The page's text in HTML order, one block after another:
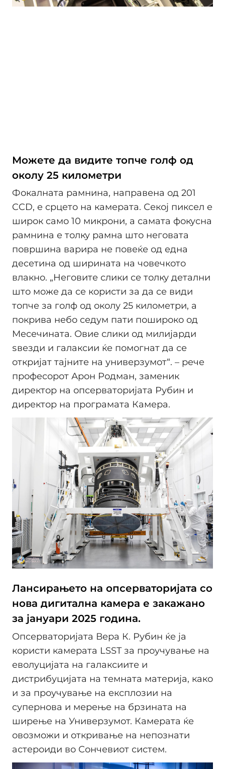
Можете да видите топче голф од
околу 25 километри
Фокалната рамнина, направена од 201
CCD, е срцето на камерата. Секој пиксел е
широк само 10 микрони, а самата фокусна
рамнина е толку рамна што неговата
површина варира не повеќе од една
десетина од ширината на човечкото
влакно. „Неговите слики се толку детални
што може да се користи за да се види
топче за голф од околу 25 километри, а
покрива небо седум пати пошироко од
Месечината. Овие слики од милијарди
ѕвезди и галаксии ќе помогнат да се
откријат тајните на универзумот“. – рече
професорот Арон Родман, заменик
директор на опсерваторијата Рубин и
директор на програмата Камера.
Лансирањето на опсерваторијата со
нова дигитална камера е закажано
за јануари 2025 година.
Опсерваторијата Вера К. Рубин ќе ја
користи камерата LSST за проучување на
еволуцијата на галаксиите и
дистрибуцијата на темната материја, како
и за проучување на експлозии на
супернова и мерење на брзината на
ширење на Универзумот. Камерата ќе
овозможи и откривање на непознати
астероиди во Сончевиот систем.